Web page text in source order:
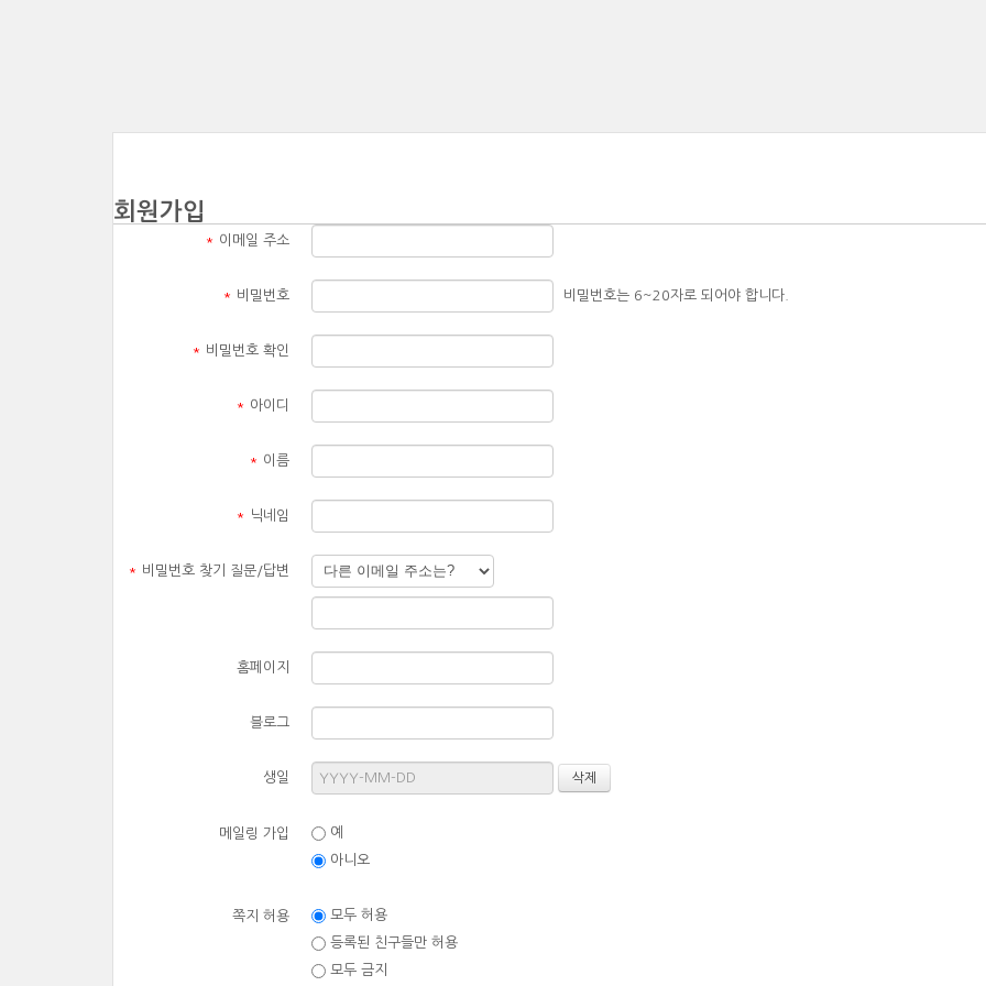
회원가입
* 이메일 주소
* 비밀번호 비밀번호는 6~20자로 되어야 합니다.
* 비밀번호 확인
* 아이디
* 이름
* 닉네임
* 비밀번호 찾기 질문/답변
홈페이지
블로그
생일
메일링 가입
예
아니오
쪽지 허용
모두 허용
등록된 친구들만 허용
모두 금지